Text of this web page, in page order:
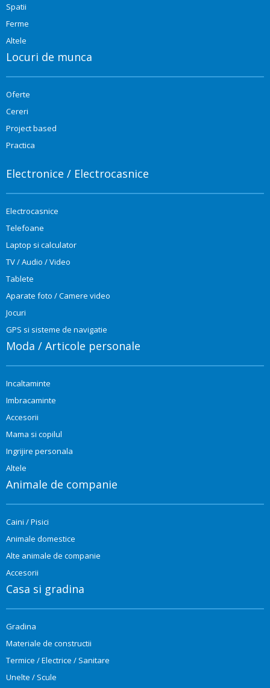
Spatii
Ferme
Altele
Locuri de munca
Oferte
Cereri
Project based
Practica
Electronice / Electrocasnice
Electrocasnice
Telefoane
Laptop si calculator
TV / Audio / Video
Tablete
Aparate foto / Camere video
Jocuri
GPS si sisteme de navigatie
Moda / Articole personale
Incaltaminte
Imbracaminte
Accesorii
Mama si copilul
Ingrijire personala
Altele
Animale de companie
Caini / Pisici
Animale domestice
Alte animale de companie
Accesorii
Casa si gradina
Gradina
Materiale de constructii
Termice / Electrice / Sanitare
Unelte / Scule